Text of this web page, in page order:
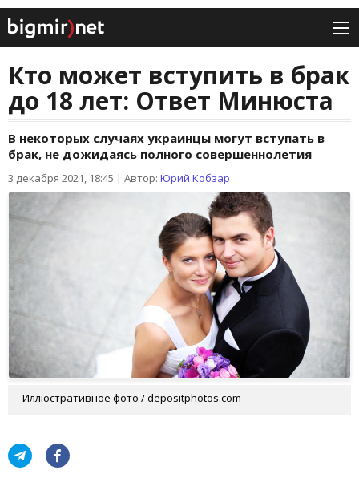
Кто может вступить в брак
до 18 лет: Ответ Минюста
В некоторых случаях украинцы могут вступать в
брак, не дожидаясь полного совершеннолетия
3 декабря 2021, 18:45 | Автор: Юрий Кобзар
Иллюстративное фото / depositphotos.com